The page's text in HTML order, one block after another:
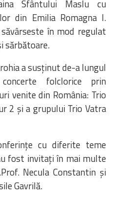
Sfântului Maslu cu
din Emilia Romagna I.
în mod regulat
sărbătoare.
a susținut de-a lungul
folclorice prin
venite din România: Trio
2 și a grupului Trio Vatra
cu diferite teme
fost invitați în mai multe
Necula Constantin și
Gavrilă.